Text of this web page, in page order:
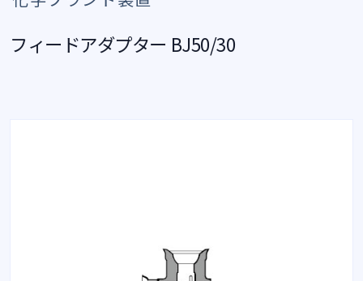
フィードアダプター BJ50/30